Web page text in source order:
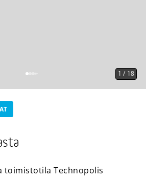
1 / 18
toimistotila Technopolis